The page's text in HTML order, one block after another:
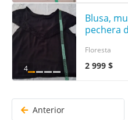
4
Blusa,
pechera
2 999 $
Floresta
Anterior